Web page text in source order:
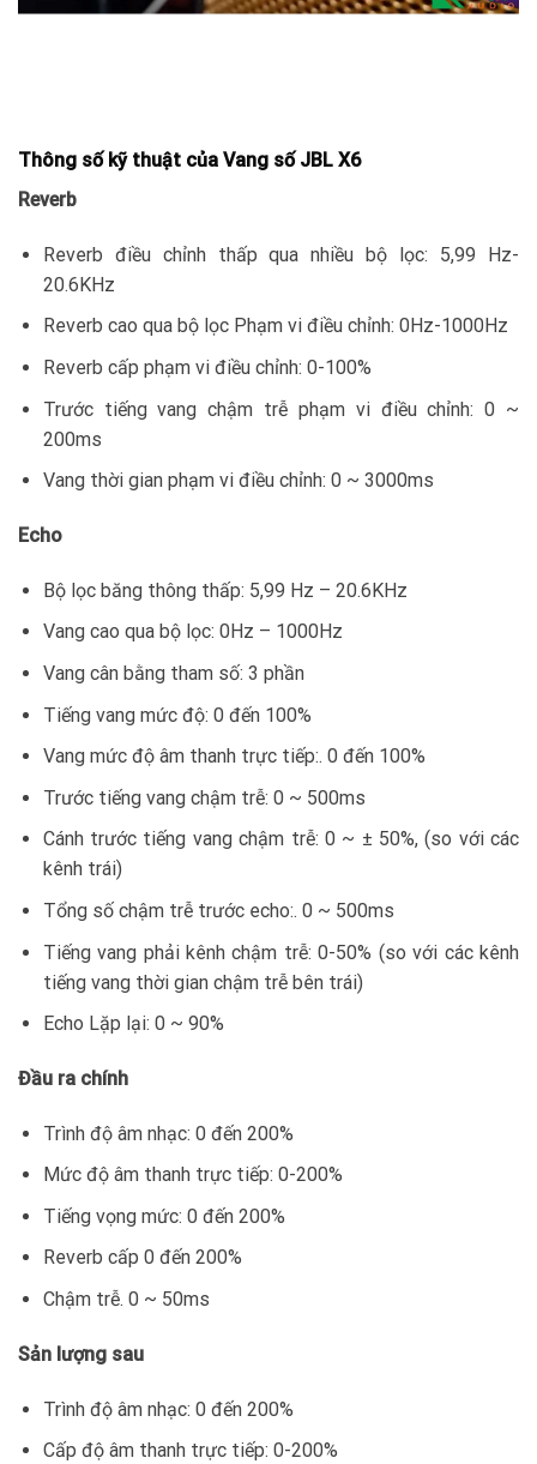
Thông số kỹ thuật của Vang số JBL X6
Reverb
Reverb điều chỉnh thấp qua nhiều bộ lọc: 5,99 Hz-
20.6KHz
Reverb cao qua bộ lọc Phạm vi điều chỉnh: 0Hz-1000Hz
Reverb cấp phạm vi điều chỉnh: 0-100%
Trước tiếng vang chậm trễ phạm vi điều chỉnh: 0 ~
200ms
Vang thời gian phạm vi điều chỉnh: 0 ~ 3000ms
Echo
Bộ lọc băng thông thấp: 5,99 Hz – 20.6KHz
Vang cao qua bộ lọc: 0Hz – 1000Hz
Vang cân bằng tham số: 3 phần
Tiếng vang mức độ: 0 đến 100%
Vang mức độ âm thanh trực tiếp:. 0 đến 100%
Trước tiếng vang chậm trễ: 0 ~ 500ms
Cánh trước tiếng vang chậm trễ: 0 ~ ± 50%, (so với các
kênh trái)
Tổng số chậm trễ trước echo:. 0 ~ 500ms
Tiếng vang phải kênh chậm trễ: 0-50% (so với các kênh
tiếng vang thời gian chậm trễ bên trái)
Echo Lặp lại: 0 ~ 90%
Đầu ra chính
Trình độ âm nhạc: 0 đến 200%
Mức độ âm thanh trực tiếp: 0-200%
Tiếng vọng mức: 0 đến 200%
Reverb cấp 0 đến 200%
Chậm trễ. 0 ~ 50ms
Sản lượng sau
Trình độ âm nhạc: 0 đến 200%
Cấp độ âm thanh trực tiếp: 0-200%